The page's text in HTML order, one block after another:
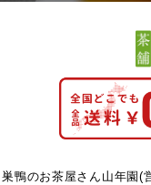
巣鴨のお茶屋さん山年園